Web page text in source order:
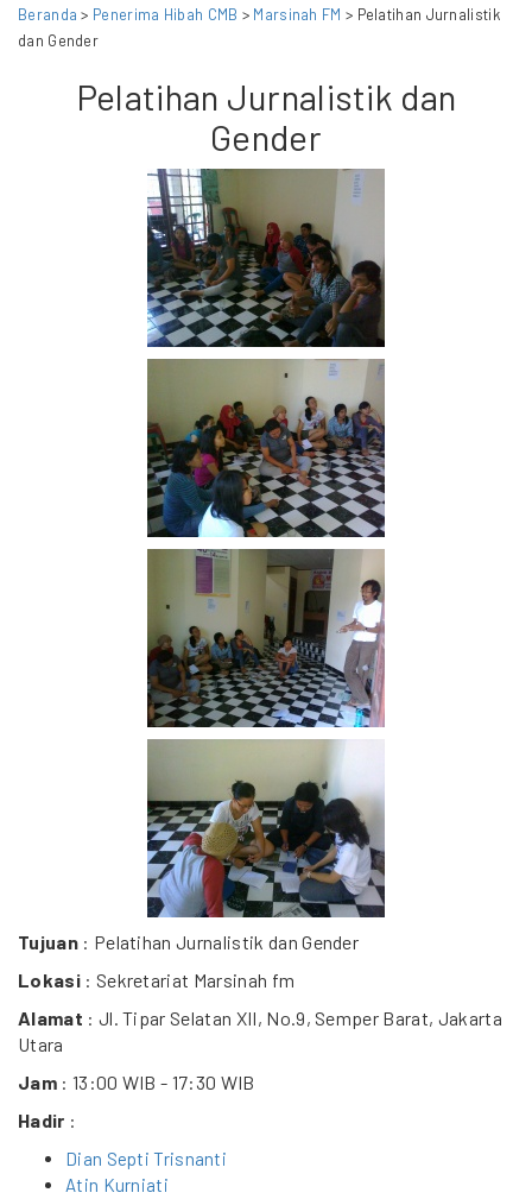
Beranda > Penerima Hibah CMB > Marsinah FM > Pelatihan Jurnalistik
dan Gender
Pelatihan Jurnalistik dan
Gender
Tujuan: Pelatihan Jurnalistik dan Gender
Lokasi: Sekretariat Marsinah fm
Alamat : Jl. Tipar Selatan XII, No.9, Semper Barat, Jakarta
Utara
Jam: 13:00 WIB - 17:30 WIB
Hadir :
Dian Septi Trisnanti
Atin Kurniati